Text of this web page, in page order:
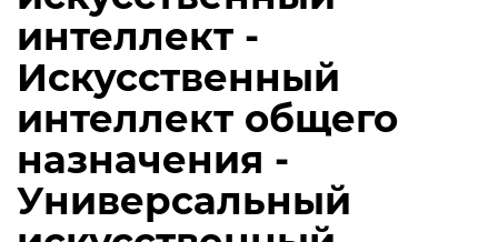
интеллект -
Искусственный
интеллект общего
назначения -
Универсальный